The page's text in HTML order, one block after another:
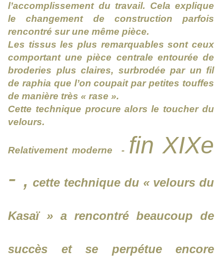
l’accomplissement du travail. Cela explique
le changement de construction parfois
rencontré sur une même pièce.
Les tissus les plus remarquables sont ceux
comportant une pièce centrale entourée de
broderies plus claires, surbrodée par un fil
de raphia que l’on coupait par petites touffes
de manière très « rase ».
Cette technique procure alors le toucher du
velours.
Relativement moderne - fin XIXe
- , cette technique du « velours du
Kasaï » a rencontré beaucoup de
succès et se perpétue encore